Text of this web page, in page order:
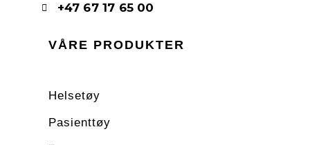
+47 67 17 65 00
VÅRE PRODUKTER
Helsetøy
Pasienttøy